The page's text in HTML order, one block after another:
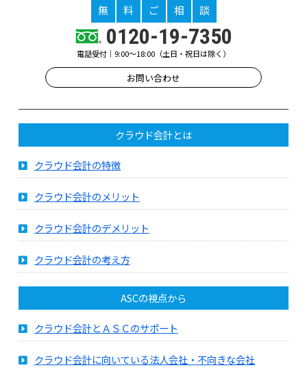
無 料 ご 相 談
0120-19-7350
電話受付｜9:00～18:00（土日・祝日は除く）
お問い合わせ
クラウド会計とは
クラウド会計の特徴
クラウド会計のメリット
クラウド会計のデメリット
クラウド会計の考え方
ASCの視点から
クラウド会計とＡＳＣのサポート
クラウド会計に向いている法人会社・不向きな会社